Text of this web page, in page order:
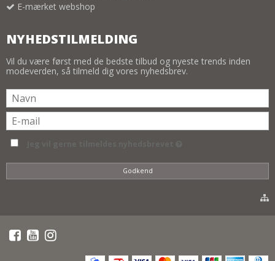
E-mærket webshop
NYHEDSTILMELDING
Vil du være først med de bedste tilbud og nyeste trends inden
modeverden, så tilmeld dig vores nyhedsbrev.
Godkend